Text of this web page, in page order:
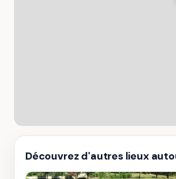
Découvrez d'autres lieux